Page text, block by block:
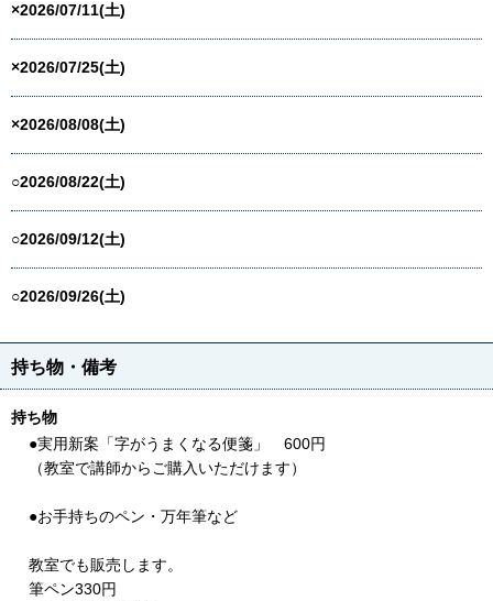
×2026/07/11(土)
×2026/07/25(土)
×2026/08/08(土)
○2026/08/22(土)
○2026/09/12(土)
○2026/09/26(土)
持ち物・備考
持ち物
●実用新案「字がうまくなる便箋」 600円
（教室で講師からご購入いただけます）
●お手持ちのペン・万年筆など
教室でも販売します。
筆ペン330円